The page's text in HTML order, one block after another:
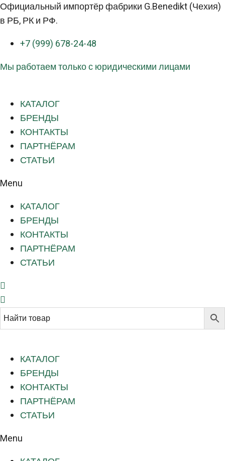
Перейти
к
Официальный импортёр фабрики G.Benedikt (Чехия)
в РБ, РК и РФ.
+7 (999) 678-24-48
Мы работаем только с юридическими лицами
КАТАЛОГ
БРЕНДЫ
КОНТАКТЫ
ПАРТНЁРАМ
СТАТЬИ
Menu
КАТАЛОГ
БРЕНДЫ
КОНТАКТЫ
ПАРТНЁРАМ
СТАТЬИ
КАТАЛОГ
БРЕНДЫ
КОНТАКТЫ
ПАРТНЁРАМ
СТАТЬИ
Menu